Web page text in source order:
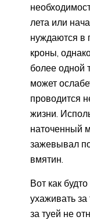
лета или
нуждаются в
кроны,
более одной
может
проводится
жизни.
наточенный
зажевывал
вмятин.
Вот как
ухаживать за
за туей не